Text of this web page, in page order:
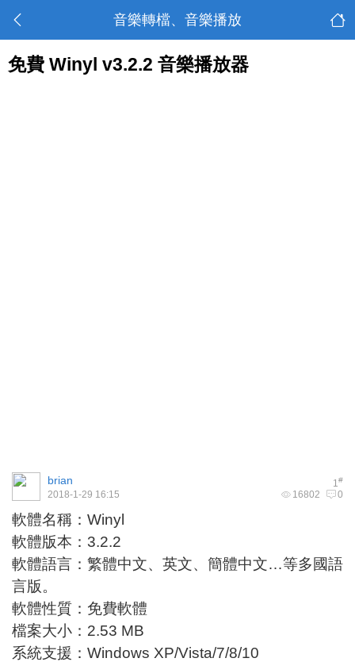
音樂轉檔、音樂播放
免費 Winyl v3.2.2 音樂播放器
1#
brian
16802 0
2018-1-29 16:15
軟體名稱：Winyl
軟體版本：3.2.2
軟體語言：繁體中文、英文、簡體中文…等多國語
言版。
軟體性質：免費軟體
檔案大小：2.53 MB
系統支援：Windows XP/Vista/7/8/10